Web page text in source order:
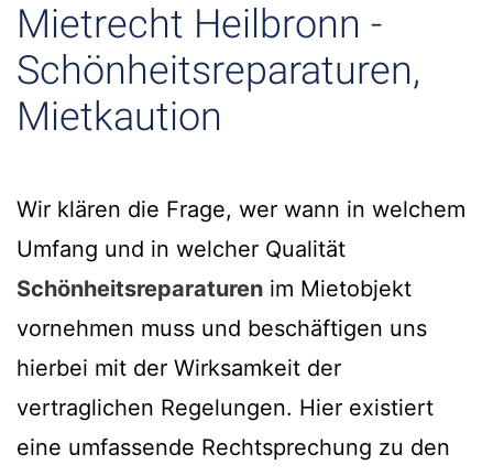
Mietrecht Heilbronn -
Schönheitsreparaturen,
Mietkaution
Wir klären die Frage, wer wann in welchem
Umfang und in welcher Qualität
Schönheitsreparaturen im Mietobjekt
vornehmen muss und beschäftigen uns
hierbei mit der Wirksamkeit der
vertraglichen Regelungen. Hier existiert
eine umfassende Rechtsprechung zu den